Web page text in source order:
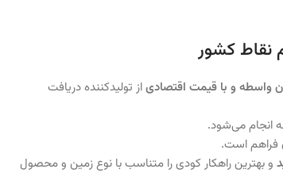
نقاط کشور
واسطه و با قیمت اقتصادیاز تولیدکننده دریافت
انجام می‌شود.
فراهم است.
و بهترین راهکار کودی را متناسب با نوع زمین و محصول